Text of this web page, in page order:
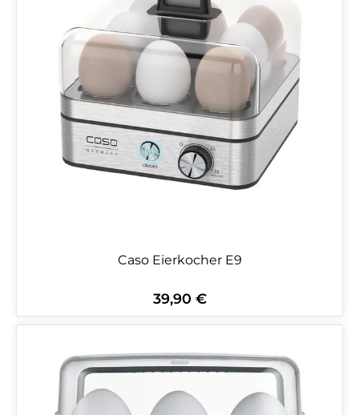
Caso Eierkocher E9
Regulärer Preis:
39,90 €